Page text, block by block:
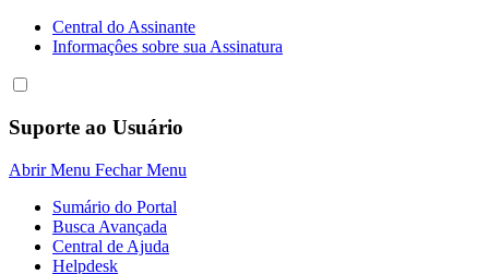
Central do Assinante
Informaçôes sobre sua Assinatura
Suporte ao Usuário
Abrir Menu Fechar Menu
Sumário do Portal
Busca Avançada
Central de Ajuda
Helpdesk